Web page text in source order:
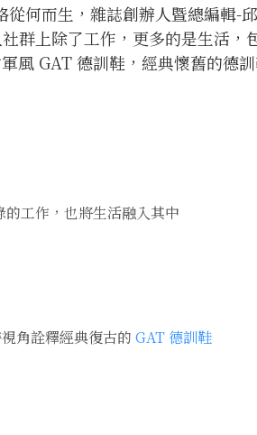
從何而生，雜誌創辦人暨總編輯
群上除了工作，更多的是生活
風 GAT 德訓鞋，經典懷舊的德
工作，也將生活融入其中
角詮釋經典復古的 GAT 德訓鞋